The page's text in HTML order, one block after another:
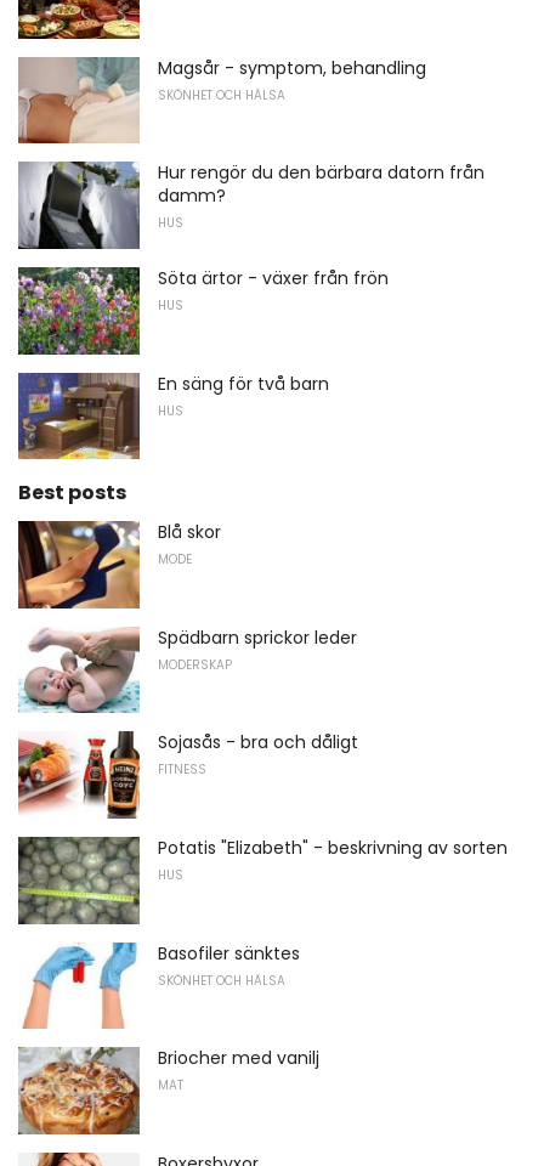
Magsår - symptom, behandling
SKÖNHET OCH HÄLSA
Hur rengör du den bärbara datorn från
damm?
HUS
Söta ärtor - växer från frön
HUS
En säng för två barn
HUS
Best posts
Blå skor
MODE
Spädbarn sprickor leder
MODERSKAP
Sojasås - bra och dåligt
FITNESS
Potatis "Elizabeth" - beskrivning av sorten
HUS
Basofiler sänktes
SKÖNHET OCH HÄLSA
Briocher med vanilj
MAT